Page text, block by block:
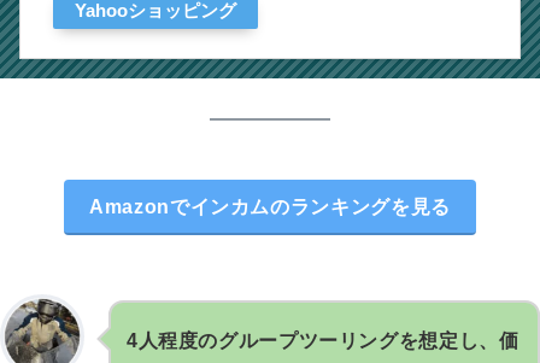
Yahooショッピング
Amazonでインカムのランキングを見る
4人程度のグループツーリングを想定し、価